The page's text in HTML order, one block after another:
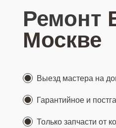
Ремонт
Москве
Выезд мастера на
Гарантийное и
Только запчасти от